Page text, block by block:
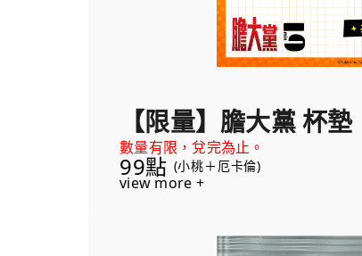
【限量】膽大黨 杯墊
數量有限，兌完為止。
99點 (小桃＋厄卡倫)
view more +